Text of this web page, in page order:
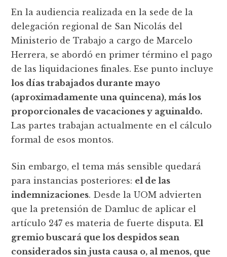
En la audiencia realizada en la sede de la
delegación regional de San Nicolás del
Ministerio de Trabajo a cargo de Marcelo
Herrera, se abordó en primer término el pago
de las liquidaciones finales. Ese punto incluye
los días trabajados durante mayo
(aproximadamente una quincena), más los
proporcionales de vacaciones y aguinaldo.
Las partes trabajan actualmente en el cálculo
formal de esos montos.
Sin embargo, el tema más sensible quedará
para instancias posteriores: el de las
indemnizaciones. Desde la UOM advierten
que la pretensión de Damluc de aplicar el
artículo 247 es materia de fuerte disputa.El
gremio buscará que los despidos sean
considerados sin justa causa o, al menos, que